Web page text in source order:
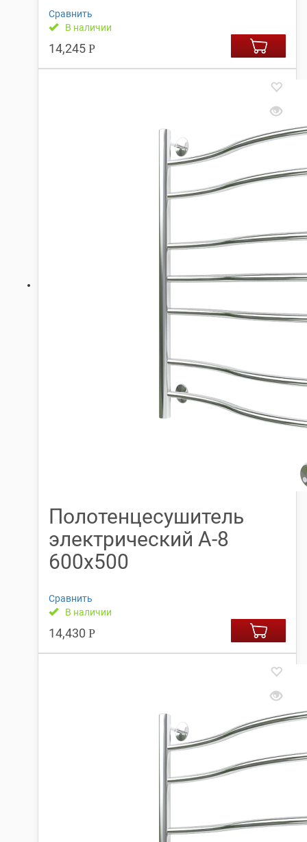
Сравнить
В наличии
14,245 Р
Полотенцесушитель
электрический А-8
600х500
Сравнить
В наличии
14,430 Р